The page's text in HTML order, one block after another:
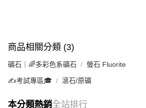
商品相關分類 (3)
礦石｜🌈多彩色系礦石 螢石 Fluorite
✍️考試專區🎓 滾石/原礦
本分類熱銷全站排行